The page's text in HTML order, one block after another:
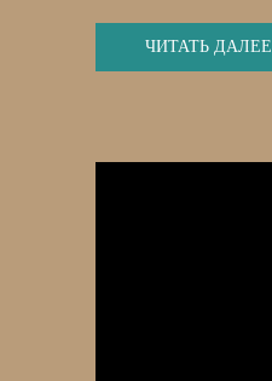
ЧИТАТЬ ДАЛЕЕ